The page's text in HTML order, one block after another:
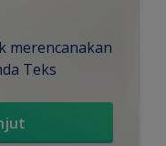
merencanakan
Teks